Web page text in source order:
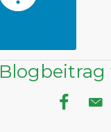
Blogbeitrag